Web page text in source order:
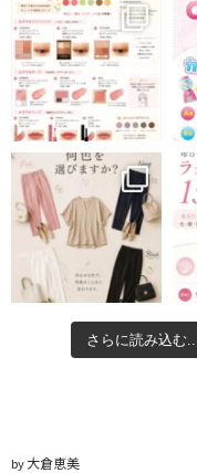
さらに読み込む...
by大倉恵美